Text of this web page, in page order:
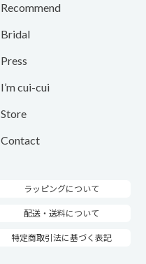
Recommend
Bridal
Press
I’m cui-cui
Store
Contact
ラッピングについて
配送・送料について
特定商取引法に基づく表記